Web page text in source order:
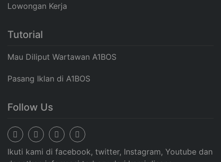
Lowongan Kerja
Tutorial
Mau Diliput Wartawan A1BOS
Pasang Iklan di A1BOS
Follow Us
Ikuti kami di facebook, twitter, Instagram, Youtube dan